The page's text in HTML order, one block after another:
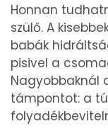
Honnan
szülő. A
babák
pisivel a
Nagyobbaknál
támpontot: a